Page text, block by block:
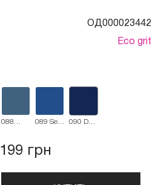
ОД000023442
Eco grit
088
089 Sea
090 Dark
199 грн